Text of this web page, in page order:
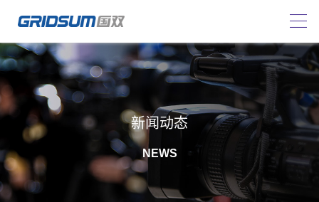
新闻动态
NEWS